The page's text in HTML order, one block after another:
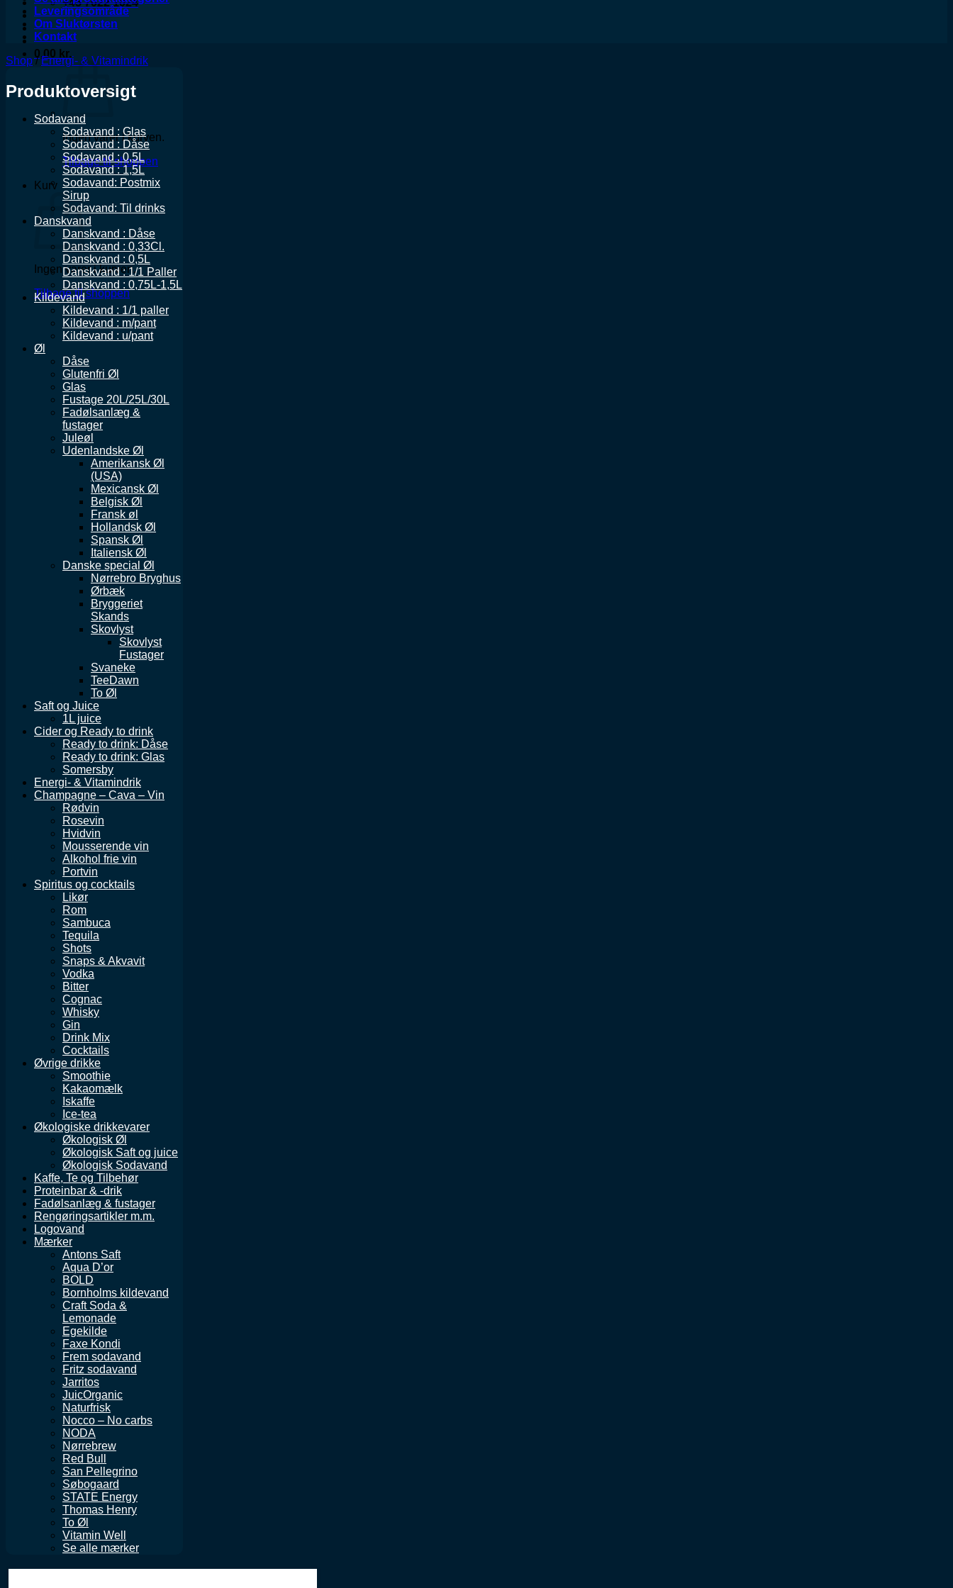
+45 7022 1024
0,00 kr.
Ingen varer i kurven.
Tilbage til shoppen
Kurv
Ingen varer i kurven.
Tilbage til shoppen
Leveringsområde
Om Sluktørsten
Kontakt
Shop / Energi- & Vitamindrik
Produktoversigt
Sodavand
Sodavand : Glas
Sodavand : Dåse
Sodavand : 0,5L
Sodavand : 1,5L
Sodavand: Postmix
Sirup
Sodavand: Til drinks
Danskvand
Danskvand : Dåse
Danskvand : 0,33Cl.
Danskvand : 0,5L
Danskvand : 1/1 Paller
Danskvand : 0,75L-1,5L
Kildevand
Kildevand : 1/1 paller
Kildevand : m/pant
Kildevand : u/pant
Øl
Dåse
Glutenfri Øl
Glas
Fustage 20L/25L/30L
Fadølsanlæg &
fustager
Juleøl
Udenlandske Øl
Amerikansk Øl
(USA)
Mexicansk Øl
Belgisk Øl
Fransk øl
Hollandsk Øl
Spansk Øl
Italiensk Øl
Danske special Øl
Nørrebro Bryghus
Ørbæk
Bryggeriet
Skands
Skovlyst
Skovlyst
Fustager
Svaneke
TeeDawn
To Øl
Saft og Juice
1L juice
Cider og Ready to drink
Ready to drink: Dåse
Ready to drink: Glas
Somersby
Energi- & Vitamindrik
Champagne – Cava – Vin
Rødvin
Rosevin
Hvidvin
Mousserende vin
Alkohol frie vin
Portvin
Spiritus og cocktails
Likør
Rom
Sambuca
Tequila
Shots
Snaps & Akvavit
Vodka
Bitter
Cognac
Whisky
Gin
Drink Mix
Cocktails
Øvrige drikke
Smoothie
Kakaomælk
Iskaffe
Ice-tea
Økologiske drikkevarer
Økologisk Øl
Økologisk Saft og juice
Økologisk Sodavand
Kaffe, Te og Tilbehør
Proteinbar & -drik
Fadølsanlæg & fustager
Rengøringsartikler m.m.
Logovand
Mærker
Antons Saft
Aqua D’or
BOLD
Bornholms kildevand
Craft Soda &
Lemonade
Egekilde
Faxe Kondi
Frem sodavand
Fritz sodavand
Jarritos
JuicOrganic
Naturfrisk
Nocco – No carbs
NODA
Nørrebrew
Red Bull
San Pellegrino
Søbogaard
STATE Energy
Thomas Henry
To Øl
Vitamin Well
Se alle mærker